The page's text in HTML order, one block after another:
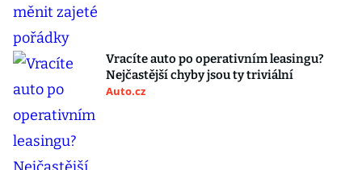
Vracíte auto po operativním leasingu?
Nejčastější chyby jsou ty triviální
Auto.cz